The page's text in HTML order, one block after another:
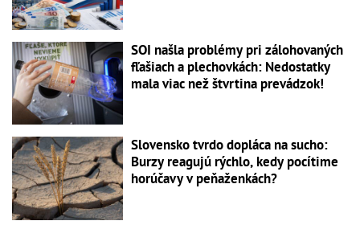
SOI našla problémy pri zálohovaných
fľašiach a plechovkách: Nedostatky
mala viac než štvrtina prevádzok!
Slovensko tvrdo dopláca na sucho:
Burzy reagujú rýchlo, kedy pocítime
horúčavy v peňaženkách?